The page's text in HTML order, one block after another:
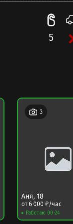
5
Аня, 18
от6 000 ₽/час
Работаю 00-24
3